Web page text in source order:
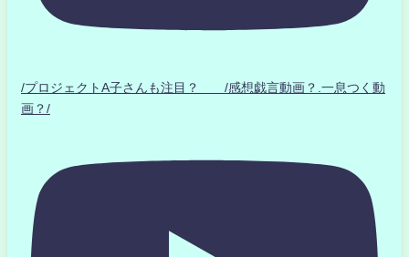
/プロジェクトA子さんも注目？ /感想戯言動画？.一息つく動
画？/